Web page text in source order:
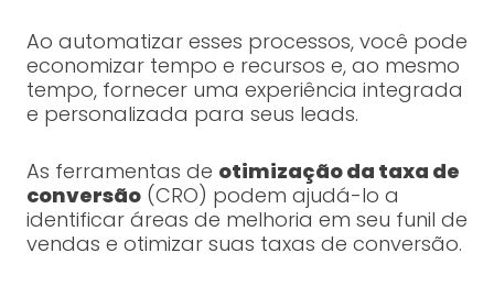
Ao automatizar esses processos, você pode
economizar tempo e recursos e, ao mesmo
tempo, fornecer uma experiência integrada
e personalizada para seus leads.
As ferramentas de otimização da taxa de
conversão(CRO) podem ajudá-lo a
identificar áreas de melhoria em seu funil de
vendas e otimizar suas taxas de conversão.